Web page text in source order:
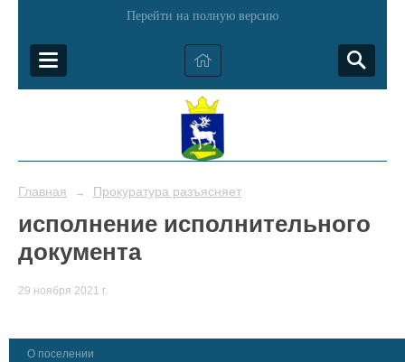
Перейти на полную версию
Главная → Прокуратура разъясняет
исполнение исполнительного
документа
29 ноября 2021 г.
О поселении